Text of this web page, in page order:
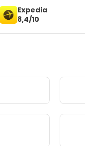
Expedia
8,4/10